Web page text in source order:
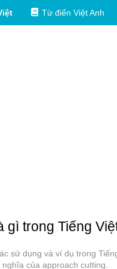
Từ điển Việt Anh
gì trong Tiếng
sử dụng và ví dụ trong
của approach cutting.